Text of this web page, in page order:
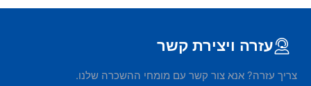
עזרה ויצירת קשר
צריך עזרה? אנא צור קשר עם מומחי ההשכרה שלנו.